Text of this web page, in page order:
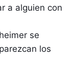
a alguien con
se
los